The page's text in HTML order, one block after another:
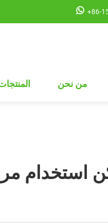
+86-
من نحن
استخدام